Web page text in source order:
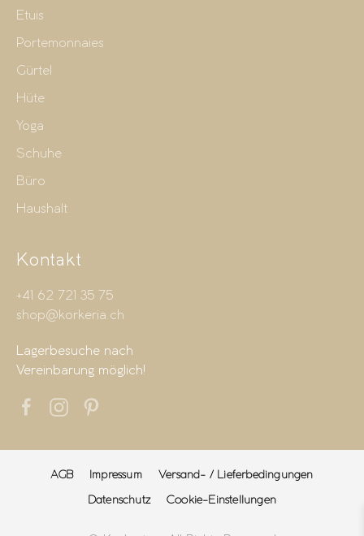
Etuis
Portemonnaies
Gürtel
Hüte
Yoga
Schuhe
Büro
Haushalt
Kontakt
+41 62 721 35 75
shop@korkeria.ch
Lagerbesuche nach
Vereinbarung möglich!
AGB Impressum
Versand- / Lieferbedingungen
Datenschutz
Cookie-Einstellungen